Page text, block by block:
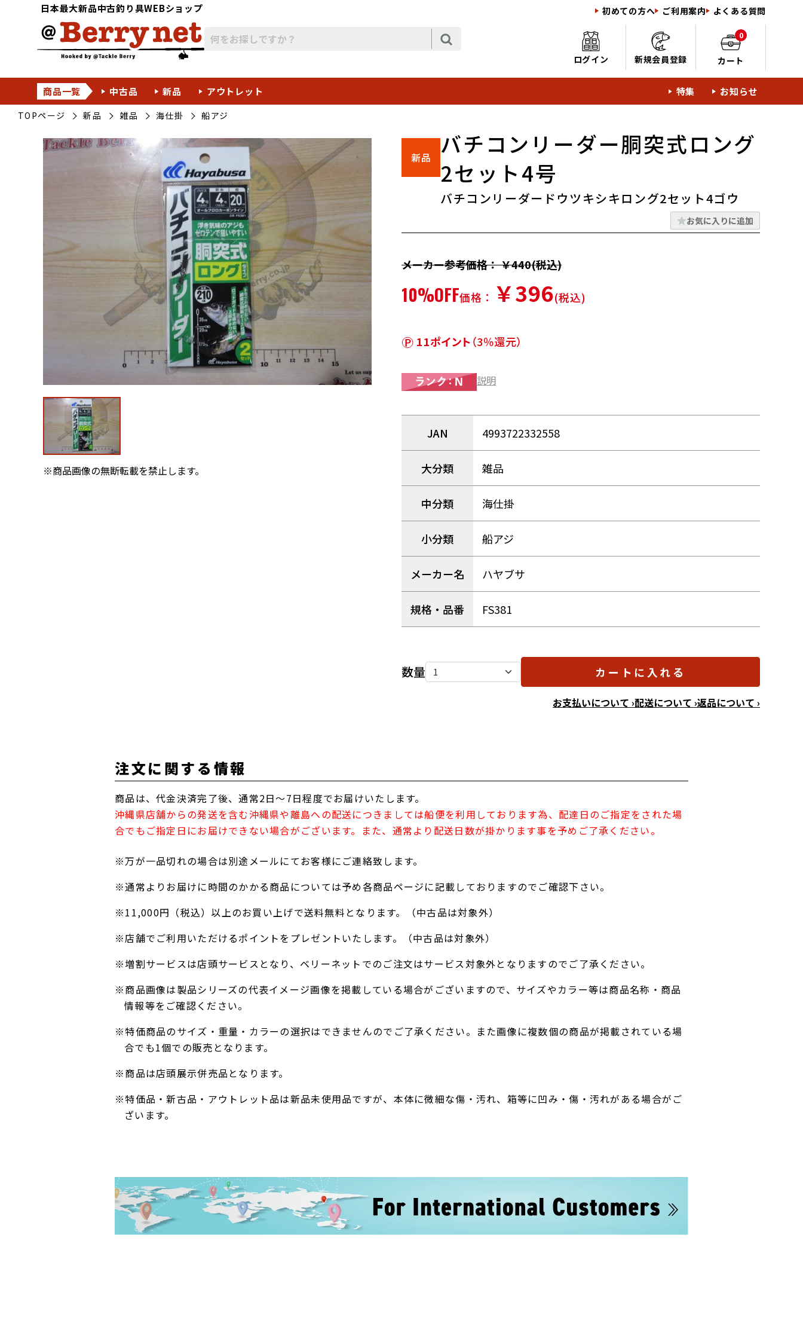
日本最大新品中古釣り具WEBショップ 初めての方へ ご利用案内 よくある質問
ログイン 新規会員登録
0
カート
商品一覧 中古品 新品 アウトレット 特集 お知らせ
TOPページ 新品 雑品 海仕掛 船アジ
※商品画像の無断転載を禁止します。
バチコンリーダー胴突式ロング
2セット4号
バチコンリーダードウツキシキロング2セット4ゴウ
お気に入りに追加
メーカー参考価格： ￥440(税込)
10%OFF価格： ￥396(税込)
11ポイント（3％還元）
説明
JAN 4993722332558
大分類 雑品
中分類 海仕掛
小分類 船アジ
メーカー名 ハヤブサ
規格・品番 FS381
数量 カートに入れる
お支払いについて ›配送について ›返品について ›
注文に関する情報
商品は、代金決済完了後、通常2日～7日程度でお届けいたします。
沖縄県店舗からの発送を含む沖縄県や離島への配送につきましては船便を利用しております為、配達日のご指定をされた場
合でもご指定日にお届けできない場合がございます。また、通常より配送日数が掛かります事を予めご了承ください。
※万が一品切れの場合は別途メールにてお客様にご連絡致します。
※通常よりお届けに時間のかかる商品については予め各商品ページに記載しておりますのでご確認下さい。
※11,000円（税込）以上のお買い上げで送料無料となります。（中古品は対象外）
※店舗でご利用いただけるポイントをプレゼントいたします。（中古品は対象外）
※増割サービスは店頭サービスとなり、ベリーネットでのご注文はサービス対象外となりますのでご了承ください。
※商品画像は製品シリーズの代表イメージ画像を掲載している場合がございますので、サイズやカラー等は商品名称・商品
情報等をご確認ください。
※特価商品のサイズ・重量・カラーの選択はできませんのでご了承ください。また画像に複数個の商品が掲載されている場
合でも1個での販売となります。
※商品は店頭展示併売品となります。
※特価品・新古品・アウトレット品は新品未使用品ですが、本体に微細な傷・汚れ、箱等に凹み・傷・汚れがある場合がご
ざいます。